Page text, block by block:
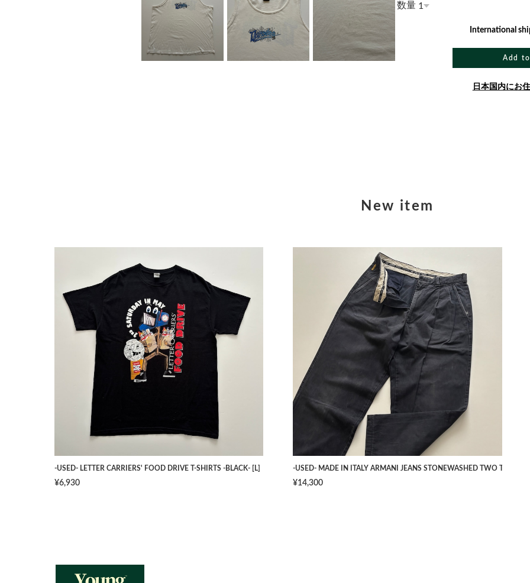
数量
International
Add
日本国内にお
New item
-USED- LETTER CARRIERS' FOOD DRIVE T-SHIRTS -BLACK- [L]
¥6,930
-USED- MADE IN ITALY ARMANI JEANS STONEWASHED TWO TUCK
¥14,300